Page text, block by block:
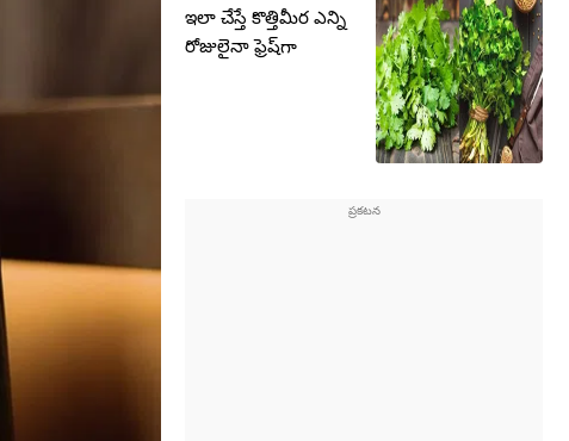
ఇలా చేస్తే కొత్తిమీర ఎన్ని
రోజులైనా ఫ్రెష్‌గా